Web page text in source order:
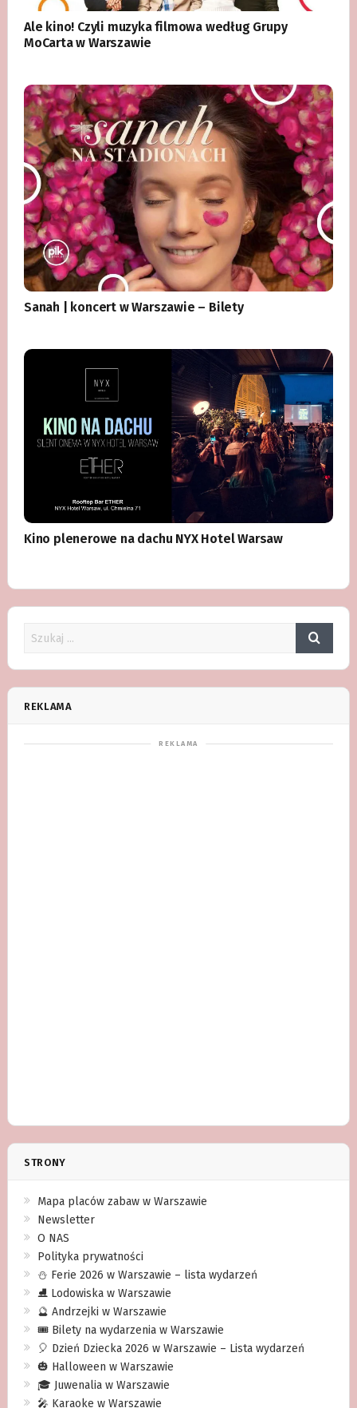
Ale kino! Czyli muzyka filmowa według Grupy
MoCarta w Warszawie
Sanah | koncert w Warszawie – Bilety
Kino plenerowe na dachu NYX Hotel Warsaw
REKLAMA
STRONY
Mapa placów zabaw w Warszawie
Newsletter
O NAS
Polityka prywatności
⛄️ Ferie 2026 w Warszawie – lista wydarzeń
⛸ Lodowiska w Warszawie
🔮 Andrzejki w Warszawie
🎟️ Bilety na wydarzenia w Warszawie
🎈 Dzień Dziecka 2026 w Warszawie – Lista wydarzeń
🎃 Halloween w Warszawie
🎓 Juwenalia w Warszawie
🎤 Karaoke w Warszawie